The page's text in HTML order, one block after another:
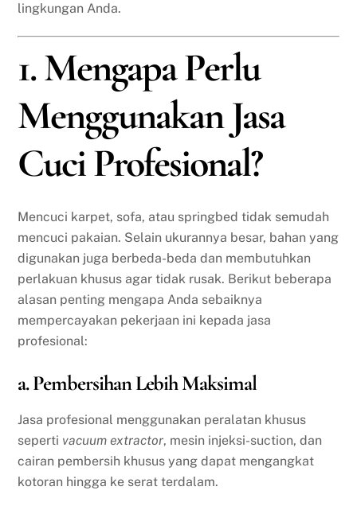
lingkungan Anda.
1. Mengapa Perlu
Menggunakan Jasa
Cuci Profesional?
Mencuci karpet, sofa, atau springbed tidak semudah
mencuci pakaian. Selain ukurannya besar, bahan yang
digunakan juga berbeda-beda dan membutuhkan
perlakuan khusus agar tidak rusak. Berikut beberapa
alasan penting mengapa Anda sebaiknya
mempercayakan pekerjaan ini kepada jasa
profesional:
a. Pembersihan Lebih Maksimal
Jasa profesional menggunakan peralatan khusus
seperti vacuum extractor, mesin injeksi-suction, dan
cairan pembersih khusus yang dapat mengangkat
kotoran hingga ke serat terdalam.